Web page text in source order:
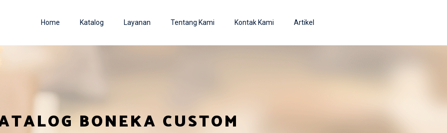
Home Katalog Layanan Tentang Kami Kontak Kami Artikel
BONEKA CUSTOM